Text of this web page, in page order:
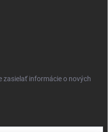
zasielať informácie o nových